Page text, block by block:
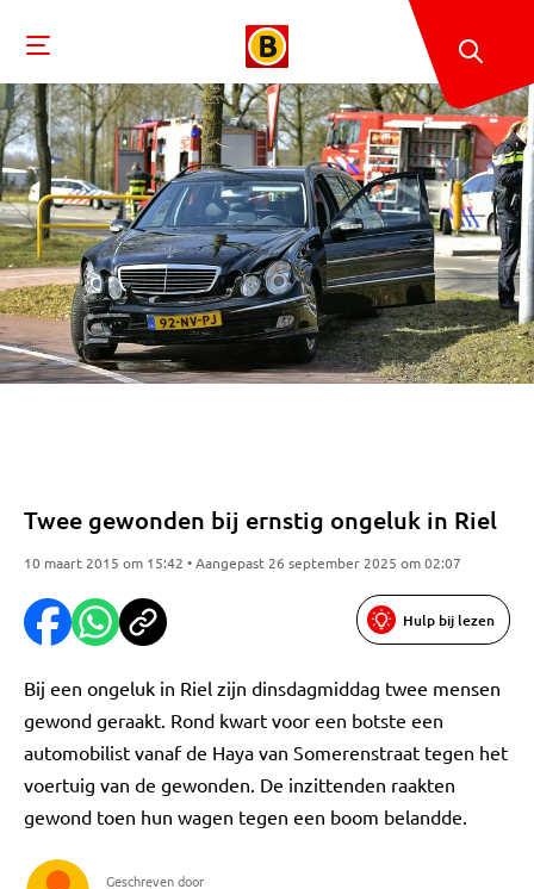
Twee gewonden bij ernstig ongeluk in Riel
10 maart 2015 om 15:42 • Aangepast 26 september 2025 om 02:07
Hulp bij lezen
Bij een ongeluk in Riel zijn dinsdagmiddag twee mensen
gewond geraakt. Rond kwart voor een botste een
automobilist vanaf de Haya van Somerenstraat tegen het
voertuig van de gewonden. De inzittenden raakten
gewond toen hun wagen tegen een boom belandde.
Geschreven door